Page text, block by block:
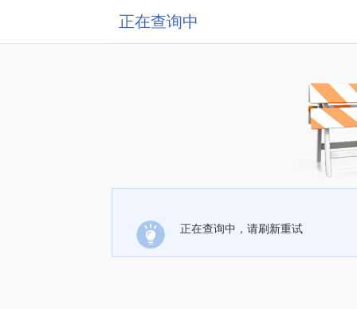
正在查询中
正在查询中，请刷新重试